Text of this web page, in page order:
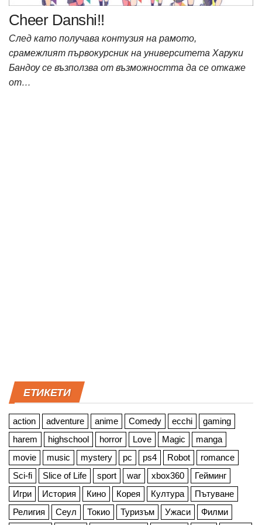
Cheer Danshi!!
След като получава контузия на рамото,
срамежлият първокурсник на университета Харуки
Бандоу се възползва от възможността да се откаже
от…
ЕТИКЕТИ
action adventure anime Comedy ecchi
gaming
harem
highschool horror Love Magic
manga
movie
music mystery pc ps4 Robot
romance
Sci-fi
Slice of Life sport war xbox360
Гейминг
Игри
История Кино Корея Култура
Пътуване
Религия
Сеул Токио Туризъм Ужаси Филми